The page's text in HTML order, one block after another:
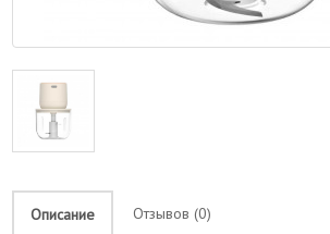
Описание Отзывов (0)